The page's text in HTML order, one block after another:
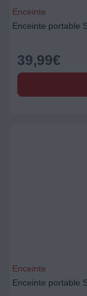
Enceinte
Enceinte portable
39,99€
Enceinte
Enceinte portable